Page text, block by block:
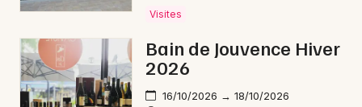
Visites
Bain de Jouvence Hiver
2026
16/10/2026 → 18/10/2026